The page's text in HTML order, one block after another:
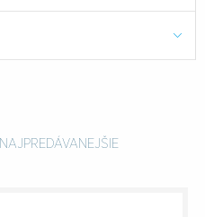
NAJPREDÁVANEJŠIE